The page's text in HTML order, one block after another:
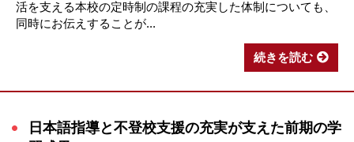
活を支える本校の定時制の課程の充実した体制についても、
同時にお伝えすることが...
続きを読む
日本語指導と不登校支援の充実が支えた前期の学